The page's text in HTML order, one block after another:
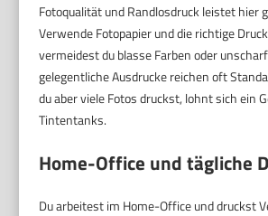
Fotoqualität und Randlosdruck leistet hier
Verwende Fotopapier und die richtige
vermeidest du blasse Farben oder
gelegentliche Ausdrucke reichen oft
du aber viele Fotos druckst, lohnt sich ein
Tintentanks.
Home-Office und tägliche
Du arbeitest im Home-Office und druckst